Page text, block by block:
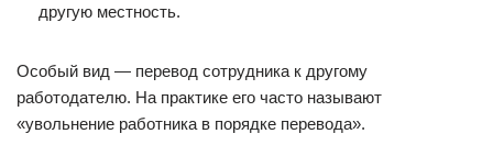
другую местность.
Особый вид — перевод сотрудника к другому
работодателю. На практике его часто называют
«увольнение работника в порядке перевода».